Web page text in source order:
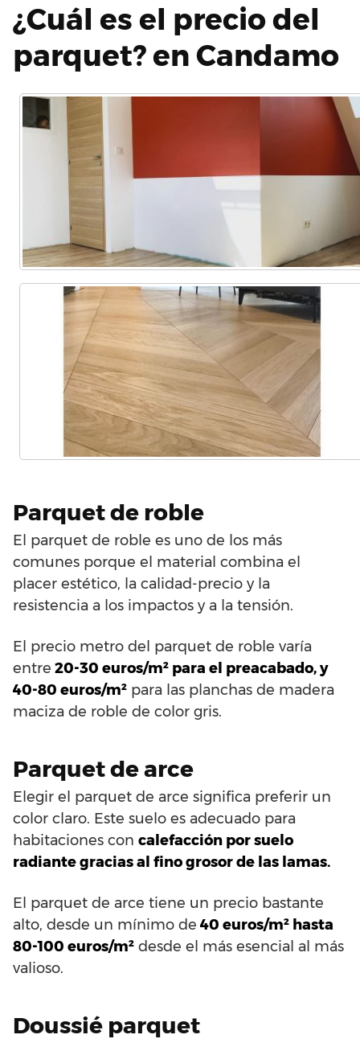
¿Cuál es el precio del
parquet? en Candamo
Parquet de roble
El parquet de roble es uno de los más
comunes porque el material combina el
placer estético, la calidad-precio y la
resistencia a los impactos y a la tensión.
El precio metro del parquet de roble varía
entre 20-30 euros/m² para el preacabado, y
40-80 euros/m² para las planchas de madera
maciza de roble de color gris.
Parquet de arce
Elegir el parquet de arce significa preferir un
color claro. Este suelo es adecuado para
habitaciones con calefacción por suelo
radiante gracias al fino grosor de las lamas.
El parquet de arce tiene un precio bastante
alto, desde un mínimo de 40 euros/m² hasta
80-100 euros/m² desde el más esencial al más
valioso.
Doussié parquet